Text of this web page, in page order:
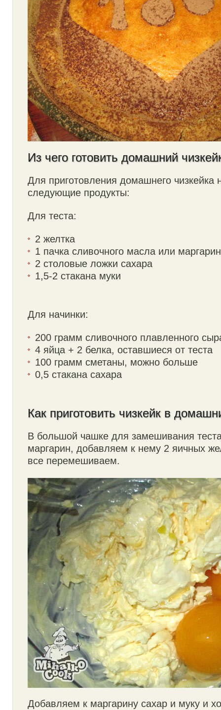
Из чего готовить домашний
Для приготовления домашнего чизкейка
следующие продукты:
Для теста:
2 желтка
1 пачка сливочного масла или
2 столовые ложки сахара
1,5-2 стакана муки
Для начинки:
200 грамм сливочного плавленного
4 яйца + 2 белка, оставшиеся от теста
100 грамм сметаны, можно больше
0,5 стакана сахара
Как приготовить чизкейк в
В большой чашке для замешивания
маргарин, добавляем к нему 2 яичных
все перемешиваем.
Добавляем к маргарину сахар и муку и